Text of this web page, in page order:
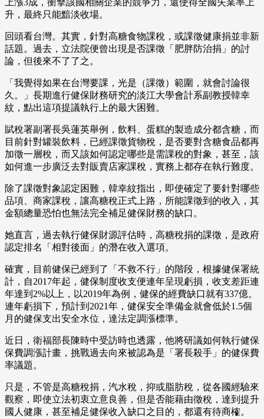
上漲3成，衝擊該國相關企業的競爭力，還使得全國失業率上
升，最終只能黯淡收場。
回頭看台灣。其實，針對高糖食物課稅，或課徵健康捐並非新
話題。過去，立法院便曾出現是否課徵「肥胖防治捐」的討
論，但後來不了了之。
「我覺得如果在台灣要課，光是（課徵）範圍，就會討論很
久。」長期進行健保財務研究的淡江大學會計系副教授韓幸
紋，點出這項提議執行上的最大困難。
賦稅署副署長吳蓮英舉例，飲料、蛋糕的製造成分都含糖，而
目前針對罐裝飲料，已經課徵貨物稅，是否要對含糖食品都再
加徵一層稅，而又該如何認定哪些是需課稅的對象，甚至，該
如何進一步廣泛去對販賣店家課稅，實務上都存在執行難度。
除了課徵對象認定困難，韓幸紋指出，即使確定了要針對哪些
品項、商家課稅，讓高糖稅正式上路，所能課徵到的收入，其
金額總量恐怕也無法完全補足健保財務的缺口。
她直言，過去執行健保財源評估時，高糖稅捐的課徵，是政府
認定排名「相對後面」的潛在收入選項。
確實，目前健保已經到了「不救不行」的階段，根據健保署統
計，自2017年起，健保制度收支便連年呈現虧損，收支差距連
年達到2%以上，以2019年為例，健保的經費缺口就有337億。
連年虧損下，預計到2021年，健保安全準備金就會低於1.5個
月的健保支出安全水位，達法定調漲標準。
近日，衛福部長陳時中受訪時也透露，他將研議如何執行健保
保費調漲計畫，挑戰過去向來被認為是「署長殺手」的健保費
率議題。
只是，不管是高糖稅捐，汽水稅，抑或脂肪稅，從各國經驗來
觀察，即使立法初衷立意良善，但是否能藉由徵稅，達到提升
國人健康，甚至補足健保收入缺口之目的，都還有待商榷。